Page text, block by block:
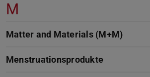
M
Matter and Materials (M+M)
Menstruationsprodukte